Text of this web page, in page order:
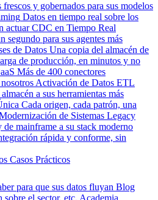
frescos y gobernados para sus modelos
Datos en tiempo real sobre los
actuar CDC en Tiempo Real
segundo para sus agentes más
de Datos Una copia del almacén de
de producción, en minutos y no
Más de 400 conectores
Activación de Datos ETL
a sus herramientas más
Cada origen, cada patrón, una
de Sistemas Legacy
mainframe a su stack moderno
rápida y conforme, sin
Casos Prácticos
para que sus datos fluyan Blog
el sector, etc. Academia